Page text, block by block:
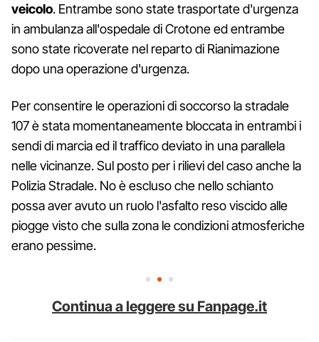
veicolo. Entrambe sono state trasportate d'urgenza
in ambulanza all'ospedale di Crotone ed entrambe
sono state ricoverate nel reparto di Rianimazione
dopo una operazione d'urgenza.
Per consentire le operazioni di soccorso la stradale
107 è stata momentaneamente bloccata in entrambi i
sendi di marcia ed il traffico deviato in una parallela
nelle vicinanze. Sul posto per i rilievi del caso anche la
Polizia Stradale. No è escluso che nello schianto
possa aver avuto un ruolo l'asfalto reso viscido alle
piogge visto che sulla zona le condizioni atmosferiche
erano pessime.
Continua a leggere su Fanpage.it